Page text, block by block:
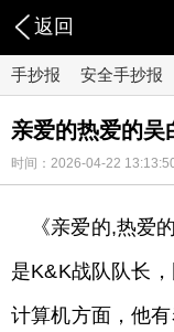
返回
手抄报 安全手抄报
亲爱的热爱的吴
时间：2026-04-22
《亲爱的,热爱
是K&K战队队长
计算机方面，他